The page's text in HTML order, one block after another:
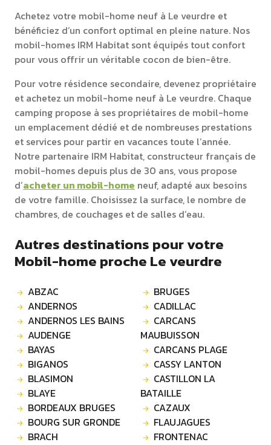
Achetez votre mobil-home neuf à Le veurdre et
bénéficiez d’un confort optimal en pleine nature. Nos
mobil-homes IRM Habitat sont équipés tout confort
pour vous offrir un véritable cocon de bien-être.
Pour votre résidence secondaire, devenez propriétaire
et achetez un mobil-home neuf à Le veurdre. Chaque
camping propose à ses propriétaires de mobil-home
un emplacement dédié et de nombreuses prestations
et services pour partir en vacances toute l’année.
Notre partenaire IRM Habitat, constructeur français de
mobil-homes depuis plus de 30 ans, vous propose
d’acheter un mobil-home neuf, adapté aux besoins
de votre famille. Choisissez la surface, le nombre de
chambres, de couchages et de salles d’eau.
Autres destinations pour votre
Mobil-home proche Le veurdre
ABZAC
ANDERNOS
ANDERNOS LES BAINS
AUDENGE
BAYAS
BIGANOS
BLASIMON
BLAYE
BORDEAUX BRUGES
BOURG SUR GRONDE
BRACH
BRUGES
CADILLAC
CARCANS
MAUBUISSON
CARCANS PLAGE
CASSY LANTON
CASTILLON LA
BATAILLE
CAZAUX
FLAUJAGUES
FRONTENAC